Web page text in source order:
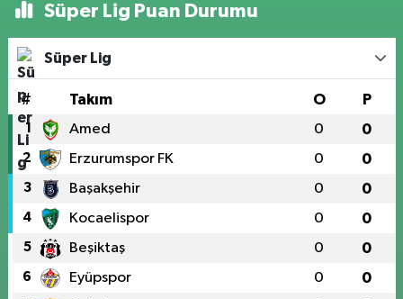
Süper Lig Puan Durumu
Süper Lig
# Takım O P
1 Amed 0 0
2 Erzurumspor FK 0 0
3 Başakşehir 0 0
4 Kocaelispor 0 0
5 Beşiktaş 0 0
6 Eyüpspor 0 0